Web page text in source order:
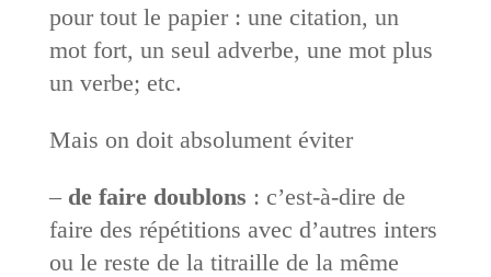
pour tout le papier : une citation, un
mot fort, un seul ­adverbe, une mot plus
un verbe; etc.
Mais on doit absolument éviter
– de faire doublons : c’est-à-dire de
faire des répétitions avec d’autres inters
ou le reste de la titraille de la même